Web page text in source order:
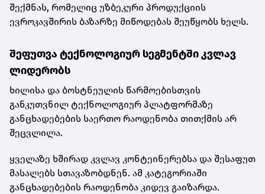
შექმნას, რომელიც უზბეკური პროდუქციის
ევროკავშირის ბაზარზე მიწოდებას შეუწყობს ხელს.
შეფუთვა ტექნოლოგიურ სეგმენტში კვლავ
ლიდერობს
ხილისა და ბოსტნეულის წარმოებისთვის
განკუთვნილ ტექნოლოგიურ პლატფორმაზე
განცხადებების საერთო რაოდენობა თითქმის არ
შეცვლილა.
ყველაზე ხშირად კვლავ კონტეინერებსა და შესაფუთ
მასალებს სთავაზობდნენ. ამ კატეგორიაში
განცხადებების რაოდენობა კიდევ გაიზარდა.